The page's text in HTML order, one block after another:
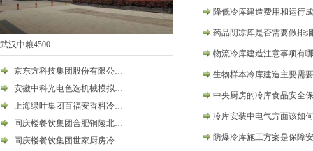
武汉中粮4500…
京东方科技集团股份有限公…
安徽中科光电色选机械模拟…
上海绿叶集团百福安香料冷…
同庆楼餐饮集团合肥铜陵北…
同庆楼餐饮集团世家厨房冷…
降低冷库建造费用和运行
药品阴凉库是否需要做排
物流冷库建造注意事项有
生物样本冷库建造主要需
中央厨房的冷库食品安全
冷库安装中电气方面该如
防爆冷库施工方案是保障